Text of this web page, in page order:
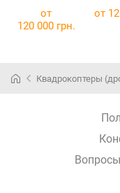
от
120 000 грн.
от
Квадрокоптеры